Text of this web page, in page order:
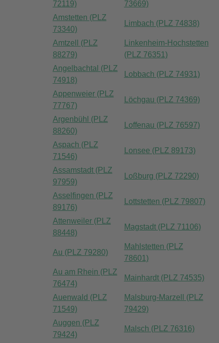
72119)
73669)
Amstetten (PLZ
73340)
Limbach (PLZ 74838)
Amtzell (PLZ
88279)
Linkenheim-Hochstetten
(PLZ 76351)
Angelbachtal (PLZ
74918)
Lobbach (PLZ 74931)
Appenweier (PLZ
77767)
Löchgau (PLZ 74369)
Argenbühl (PLZ
88260)
Loffenau (PLZ 76597)
Aspach (PLZ
71546)
Lonsee (PLZ 89173)
Assamstadt (PLZ
97959)
Loßburg (PLZ 72290)
Asselfingen (PLZ
89176)
Lottstetten (PLZ 79807)
Attenweiler (PLZ
88448)
Magstadt (PLZ 71106)
Au (PLZ 79280)
Mahlstetten (PLZ
78601)
Au am Rhein (PLZ
76474)
Mainhardt (PLZ 74535)
Auenwald (PLZ
71549)
Malsburg-Marzell (PLZ
79429)
Auggen (PLZ
79424)
Malsch (PLZ 76316)